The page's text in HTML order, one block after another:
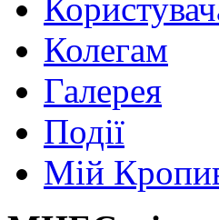
Колегам
Галерея
Події
Мій